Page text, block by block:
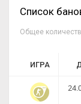
Список
Общее
ИГРА